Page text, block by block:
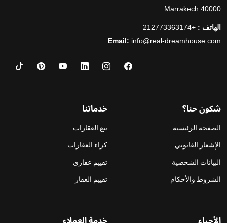
40000 Marrakech
الهاتف : +212773363174
Email: info@real-dreamhouse.com
شكون حنا؟
الصفحة الرئيسية
الإشعار القانوني
البيانات الشخصية
الشروط والأحكام
خدماتنا
بيع العقارات
كراء العقارات
تقييم عقاري
تقييم العقار